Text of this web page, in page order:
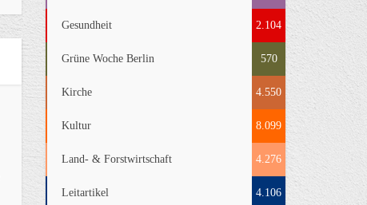
Gesundheit 2.104
Grüne Woche Berlin 570
Kirche 4.550
Kultur 8.099
Land- & Forstwirtschaft 4.276
Leitartikel 4.106